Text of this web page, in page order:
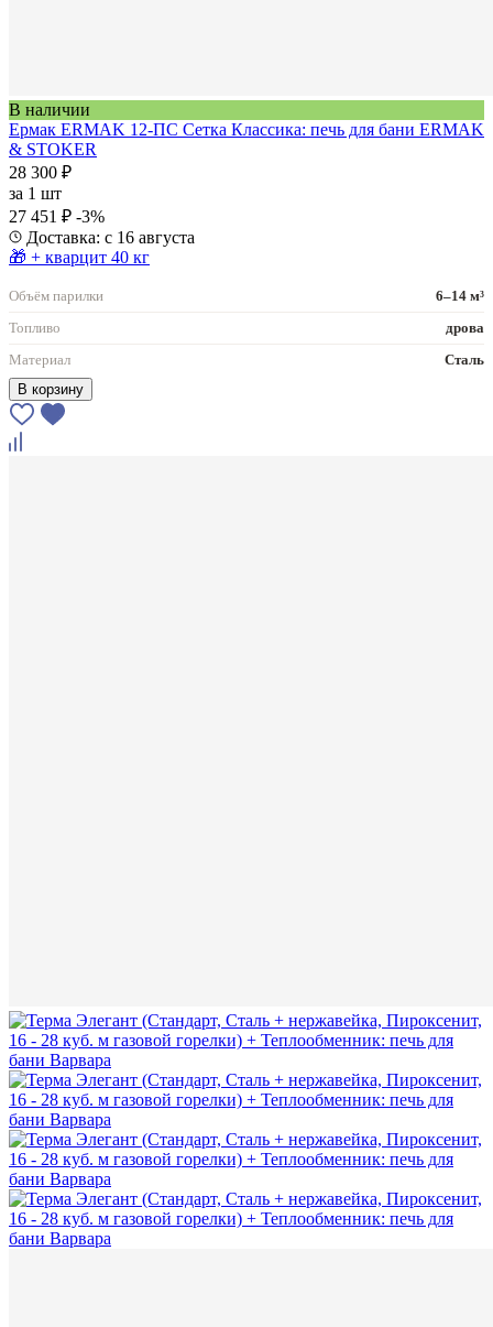
В наличии
Ермак ERMAK 12-ПС Сетка Классика: печь для бани ERMAK
& STOKER
28 300 ₽
за 1 шт
27 451 ₽ -3%
Доставка: с 16 августа
🎁 + кварцит 40 кг
Объём парилки
6–14 м³
Топливо
дрова
Материал
Сталь
В корзину